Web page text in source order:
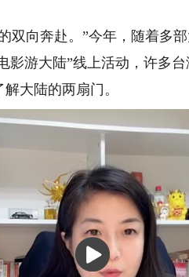
向奔赴。”今年，随着多部
影游大陆”线上活动，许多
大陆的两扇门。